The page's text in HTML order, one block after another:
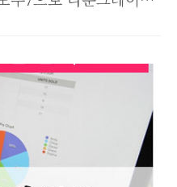
치를 했습니다. 포맷
른 프로그램은 다
니 바로 오토캐드였
.. 오토데스크는 캐드
든것 같습니다. 출시된